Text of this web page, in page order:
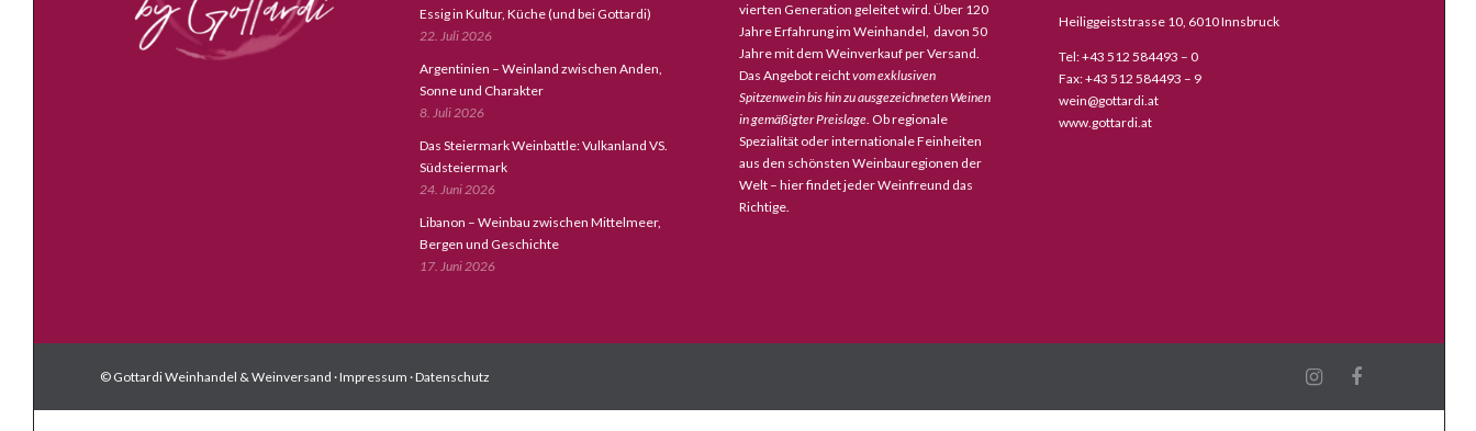
Essig in Kultur, Küche (und bei Gottardi)
22. Juli 2026
Argentinien – Weinland zwischen Anden,
Sonne und Charakter
8. Juli 2026
Das Steiermark Weinbattle: Vulkanland VS.
Südsteiermark
24. Juni 2026
Libanon – Weinbau zwischen Mittelmeer,
Bergen und Geschichte
17. Juni 2026
vierten Generation geleitet wird. Über 120
Jahre Erfahrung im Weinhandel, davon 50
Jahre mit dem Weinverkauf per Versand.
Das Angebot reichtvom exklusiven
Spitzenwein bis hin zu ausgezeichneten Weinen
in gemäßigter Preislage. Ob regionale
Spezialität oder internationale Feinheiten
aus den schönsten Weinbauregionen der
Welt – hier findet jeder Weinfreund das
Richtige.
Heiliggeiststrasse 10, 6010 Innsbruck
Tel: +43 512 584493 – 0
Fax: +43 512 584493 – 9
wein@gottardi.at
www.gottardi.at
© Gottardi Weinhandel & Weinversand ·Impressum ·Datenschutz